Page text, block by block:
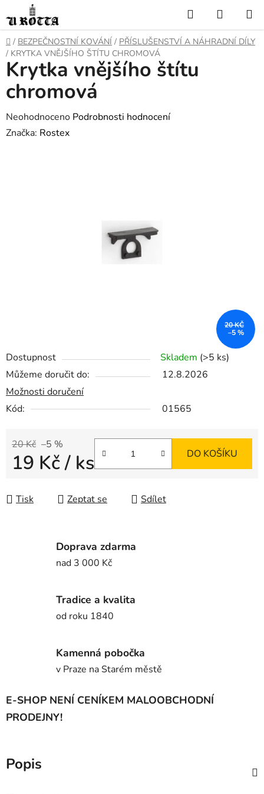
na
obsah
Hledat
KOŠÍK
DOMŮ
/ BEZPEČNOSTNÍ KOVÁNÍ / PŘÍSLUŠENSTVÍ A NÁHRADNÍ DÍLY
/ KRYTKA VNĚJŠÍHO ŠTÍTU CHROMOVÁ
Dostupnost Skladem (>5 ks)
Můžeme doručit do:
12.8.2026
Možnosti doručení
Kód:
01565
20 Kč –5 %
19 Kč/ ks DO KOŠÍKU
Tisk Zeptat se Sdílet
Krytka vnějšího štítu
chromová
Průměrné
hodnocení
Neohodnoceno Podrobnosti hodnocení
Značka: Rostex
20 KČ
–5 %
Doprava zdarma
nad 3 000 Kč
Tradice a kvalita
od roku 1840
Kamenná pobočka
v Praze na Starém městě
E-SHOP NENÍ CENÍKEM MALOOBCHODNÍ
PRODEJNY!
Popis